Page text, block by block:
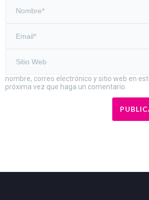
nombre, correo electrónico y sitio web en
próxima vez que haga un comentario.